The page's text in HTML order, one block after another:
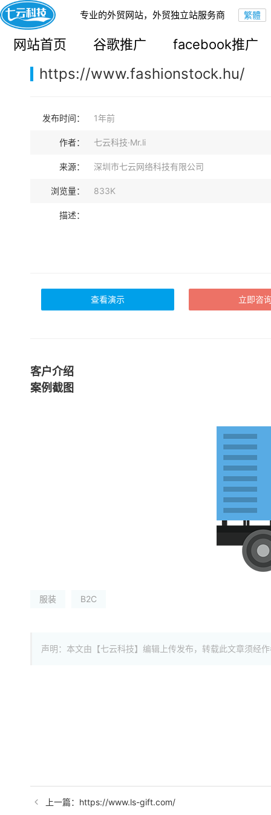
专业的外贸网站，外贸独立站服务商
网站首页 谷歌推广 facebook推广
您的当前位置： 网站首页>案例展示>B2C外贸独立站
https://www.fashionstock.hu/
发布时间： 1年前
作者： 七云科技·Mr.li
来源： 深圳市七云网络科技有限公司
浏览量： 833K
描述：
查看演示 立即咨
客户介绍
案例截图
服装 B2C
声明：本文由【七云科技】编辑上传发布，转载此文章须经
上一篇：https://www.ls-gift.com/